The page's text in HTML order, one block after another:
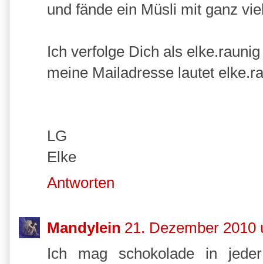
und fände ein Müsli mit ganz
Ich verfolge Dich als
meine Mailadresse lautet
LG
Elke
Antworten
Mandylein 21. Dezember 2010
Ich mag schokolade in